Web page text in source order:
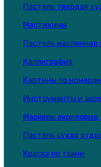
Пастель твердая
Мастихины
Пастель
Каллиграфия
Картины по номерам
Инструменты и
Маркеры
Пастель сухая
Краска по ткани